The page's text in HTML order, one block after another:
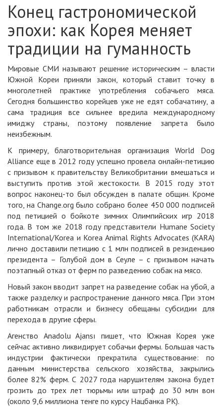
Конец гастрономической
эпохи: как Корея меняет
традиции на гуманность
Мировые СМИ называют решение историческим – власти
Южной Кореи приняли закон, который ставит точку в
многолетней практике употребления собачьего мяса.
Сегодня большинство корейцев уже не едят собачатину, а
сама традиция все сильнее вредила международному
имиджу страны, поэтому появление запрета было
неизбежным.
К примеру, благотворительная организация World Dog
Alliance еще в 2012 году успешно провела онлайн-петицию
с призывом к правительству Великобритании вмешаться и
выступить против этой жестокости. В 2015 году этот
вопрос наконец-то был обсужден в палате общин. Кроме
того, на Change.org было собрано более 450 000 подписей
под петицией о бойкоте зимних Олимпийских игр 2018
года. В том же 2018 году представители Humane Society
International/Korea и Korea Animal Rights Advocates (KARA)
лично доставили петицию с 1 млн подписей в резиденцию
президента – Голубой дом в Сеуле – с призывом начать
поэтапный отказ от ферм по разведению собак на мясо.
Новый закон вводит запрет на разведение собак на убой, а
также разделку и распространение данного мяса. При этом
работникам отрасли и бизнесу обещаны субсидии для
перехода в другие сферы.
Агенство Anadolu Ajansı пишет, что Южная Корея уже
сейчас активно ликвидирует собачьи фермы. Большая часть
индустрии фактически прекратила существование: по
данным министерства сельского хозяйства, закрылись
более 82% ферм. С 2027 года нарушителям закона будет
грозить до трех лет тюрьмы или штраф до 30 млн вон
(около 9,6 миллиона тенге по курсу Нацбанка РК).